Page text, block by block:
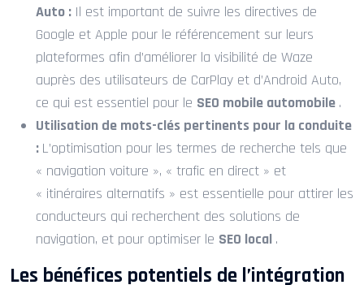
Auto : Il est important de suivre les directives de
Google et Apple pour le référencement sur leurs
plateformes afin d’améliorer la visibilité de Waze
auprès des utilisateurs de CarPlay et d’Android Auto,
ce qui est essentiel pour le SEO mobile automobile .
Utilisation de mots-clés pertinents pour la conduite
: L’optimisation pour les termes de recherche tels que
« navigation voiture », « trafic en direct » et
« itinéraires alternatifs » est essentielle pour attirer les
conducteurs qui recherchent des solutions de
navigation, et pour optimiser le SEO local .
Les bénéfices potentiels de l’intégration